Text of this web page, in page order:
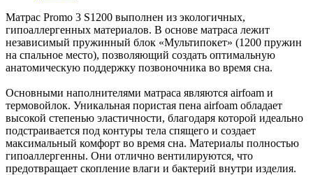
Матрас Promo 3 S1200 выполнен из экологичных,
гипоаллергенных материалов. В основе матраса лежит
независимый пружинный блок «Мультипокет» (1200 пружин
на спальное место), позволяющий создать оптимальную
анатомическую поддержку позвоночника во время сна.
Основными наполнителями матраса являются airfoam и
термовойлок. Уникальная пористая пена airfoam обладает
высокой степенью эластичности, благодаря которой идеально
подстраивается под контуры тела спящего и создает
максимальный комфорт во время сна. Материалы полностью
гипоаллергенны. Они отлично вентилируются, что
предотвращает скопление влаги и бактерий внутри изделия.